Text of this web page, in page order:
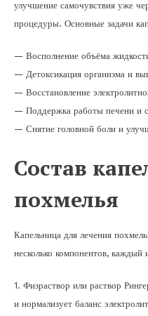
улучшение самочувствия уже
процедуры. Основные задачи
— Восполнение объёма
— Детоксикация организма и
— Восстановление
— Поддержка работы печени и
— Снятие головной боли и
Состав
похмелья
Капельница для лечения
несколько компонентов,
1. Физраствор или раствор
и нормализует баланс